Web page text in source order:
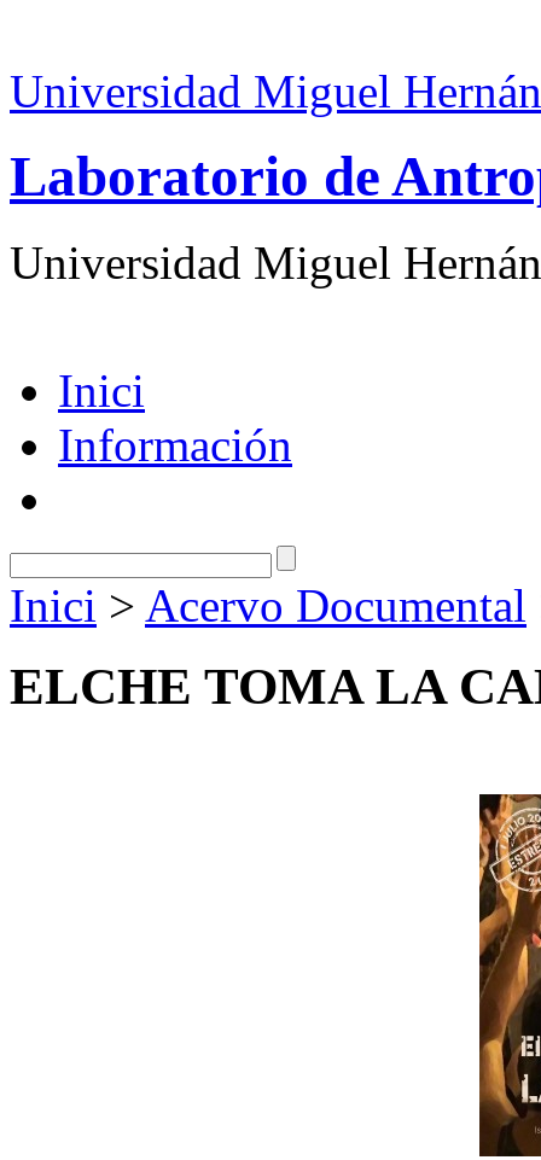
Universidad Miguel
Laboratorio de
Universidad Miguel
Inici
Información
Inici > Acervo Documental
ELCHE TOMA LA